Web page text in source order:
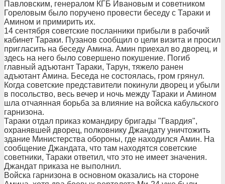
Павловским, генералом КГБ Ивановым и советником
Гореловым было поручено провести беседу с Тараки и
Амином и примирить их.
14 сентября советские посланники прибыли в рабочий
кабинет Тараки. Пузанов сообщил о цели визита и просил
пригласить на беседу Амина. Амин приехал во дворец, и
здесь на него было совершено покушение. Погиб
главный адъютант Тараки, Тарун, тяжело ранен
адъютант Амина. Беседа не состоялась, гром грянул.
Когда советские представители покинули дворец и убыли
в посольство, весь вечер и ночь между Тараки и Амином
шла отчаянная борьба за влияние на войска кабульского
гарнизона.
Тараки отдал приказ командиру бригады "Гвардия",
охранявшей дворец, полковнику Джандату уничтожить
здание Министерства обороны, где находился Амин. На
сообщение Джандата, что там находятся советские
советники, Тараки ответил, что это не имеет значения.
Джандат приказа не выполнил.
Войска гарнизона в основном оказались на стороне